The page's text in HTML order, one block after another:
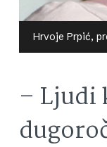
Hrvoje Prpić,
– Ljudi